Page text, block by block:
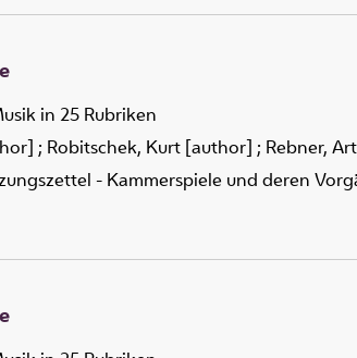
in 25 Rubriken
; Robitschek, Kurt [author] ; Rebner,
- Kammerspiele und deren